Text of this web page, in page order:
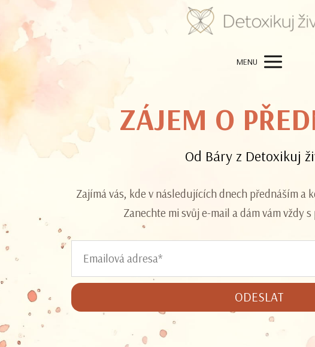
MENU
ZÁJEM O
Od Báry z Detoxikuj
Zajímá vás, kde v následujících dnech přednáším a
Zanechte mi svůj e-mail a dám vám vždy
ODESLAT